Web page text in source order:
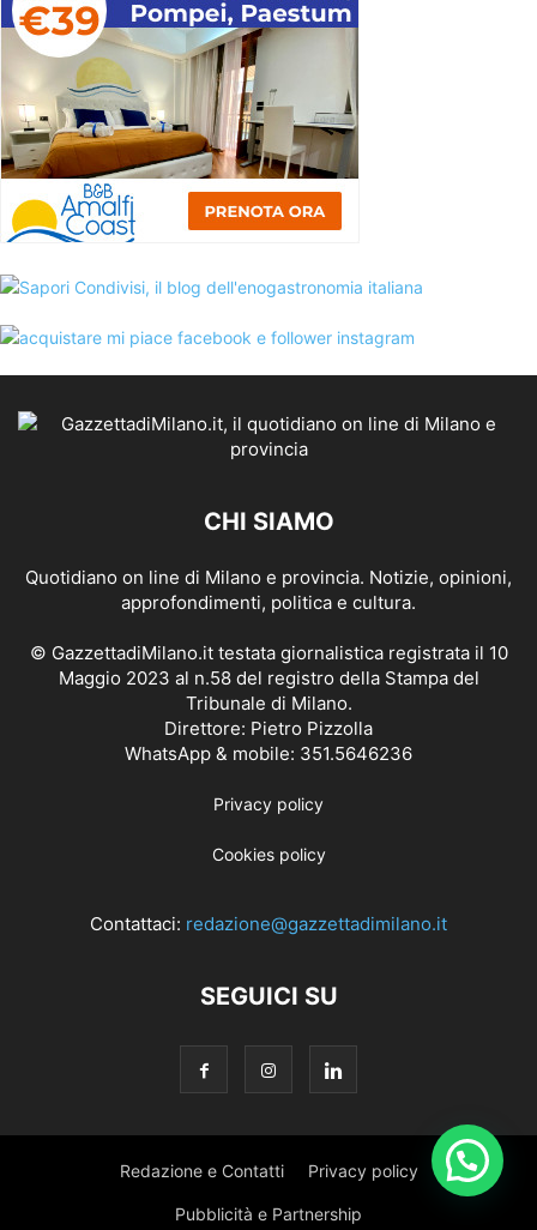
CHI SIAMO
Quotidiano on line di Milano e provincia. Notizie, opinioni,
approfondimenti, politica e cultura.
© GazzettadiMilano.it testata giornalistica registrata il 10
Maggio 2023 al n.58 del registro della Stampa del
Tribunale di Milano.
Direttore: Pietro Pizzolla
WhatsApp & mobile: 351.5646236
Privacy policy
Cookies policy
Contattaci: redazione@gazzettadimilano.it
SEGUICI SU
Redazione e Contatti Privacy policy
Pubblicità e Partnership